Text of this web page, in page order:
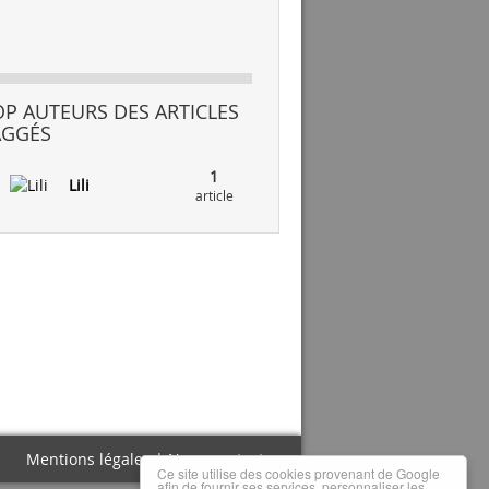
AUTEURS DES ARTICLES
Lili 1
article
Mentions légales|Nous contacter
Ce site utilise des cookies provenant de Google